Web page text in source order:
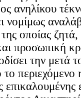
ανηλίκου
οποίας ζητά,
προσωπική
την μετά
περιεχόμενο